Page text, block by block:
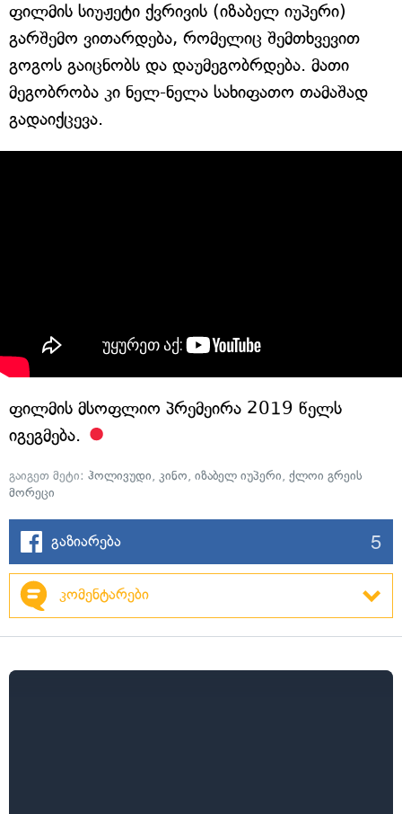
ფილმის სიუჟეტი ქვრივის (იზაბელ იუპერი)
გარშემო ვითარდება, რომელიც შემთხვევით
გოგოს გაიცნობს და დაუმეგობრდება. მათი
მეგობრობა კი ნელ-ნელა სახიფათო თამაშად
გადაიქცევა.
ფილმის მსოფლიო პრემეირა 2019 წელს
იგეგმება.
გაიგეთ მეტი: ჰოლივუდი, კინო, იზაბელ იუპერი, ქლოი გრეის
მორეცი
გაზიარება 5
კომენტარები